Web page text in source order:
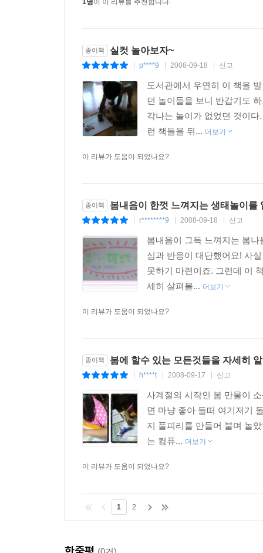
1명이 이 리뷰를 추천합니다.
종이책 실컷 놀아보자~
p****9 2008-09-18 신고
도서관에서 우연히 이 책을
던 놀이들을 보니 반갑기도
각나는 놀이가 없었던 것이
런 책들을 뒤... 더보기
이 리뷰가 도움이 되었나요?
종이책 봄내음이 한껏 느껴지는 생태놀이를
r********9 2008-09-18 신고
봄내음이 그득 느껴지는 봄
심과 반응이 대단했어요! 사
못하기 마련이죠. 그런데 이
세히 살펴볼... 더보기
이 리뷰가 도움이 되었나요?
종이책 봄에 할수 있는 모든것들을 자세히
h****t 2008-09-17 신고
사계절의 시작인 봄 만물이
면 마냥 좋아 들떠 여기저기
지 풀피리를 만들어 불며 놀
는 컴퓨... 더보기
이 리뷰가 도움이 되었나요?
1 2